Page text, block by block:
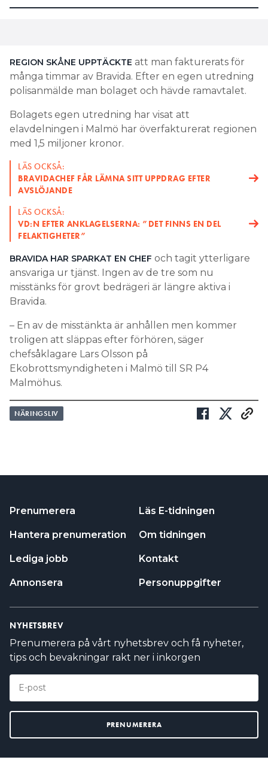
REGION SKÅNE UPPTÄCKTE att man fakturerats för
många timmar av Bravida. Efter en egen utredning
polisanmälde man bolaget och hävde ramavtalet.
Bolagets egen utredning har visat att
elavdelningen i Malmö har överfakturerat regionen
med 1,5 miljoner kronor.
LÄS OCKSÅ:
BRAVIDACHEF FÅR LÄMNA SITT UPPDRAG EFTER
AVSLÖJANDE
LÄS OCKSÅ:
VD:N EFTER ANKLAGELSERNA: ”DET FINNS EN DEL
FELAKTIGHETER”
BRAVIDA HAR SPARKAT EN CHEF och tagit ytterligare
ansvariga ur tjänst. Ingen av de tre som nu
misstänks för grovt bedrägeri är längre aktiva i
Bravida.
– En av de misstänkta är anhållen men kommer
troligen att släppas efter förhören, säger
chefsåklagare Lars Olsson på
Ekobrottsmyndigheten i Malmö till SR P4
Malmöhus.
NÄRINGSLIV
Prenumerera
Hantera prenumeration
Lediga jobb
Annonsera
Läs E-tidningen
Om tidningen
Kontakt
Personuppgifter
NYHETSBREV
Prenumerera på vårt nyhetsbrev och få nyheter,
tips och bevakningar rakt ner i inkorgen